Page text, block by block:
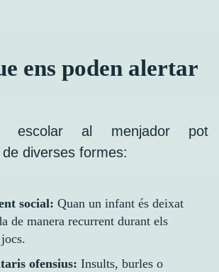
ens poden alertar
escolar al menjador pot
diverses formes:
social: Quan un infant és deixat
de manera recurrent durant els
ofensius: Insults, burles o